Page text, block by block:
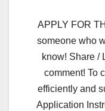
APPLY FOR
someone who
know! Share /
comment! To
efficiently and
Application